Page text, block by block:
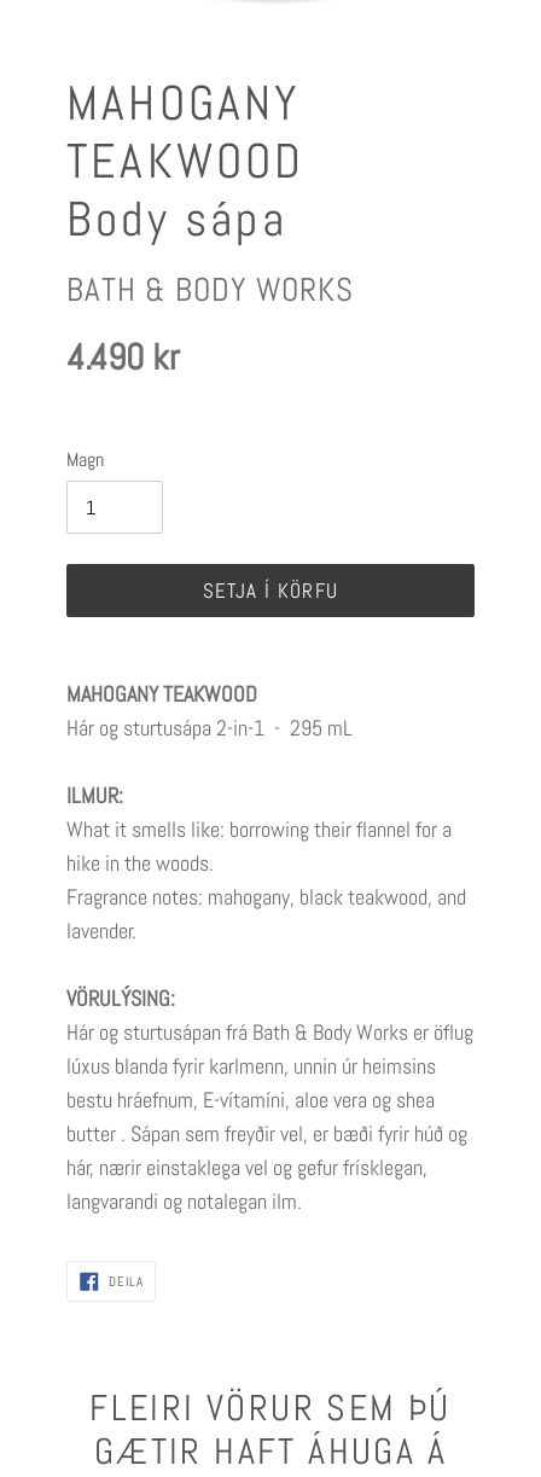
MAHOGANY
TEAKWOOD
Body sápa
FRAMLEIÐANDI
BATH & BODY WORKS
Verð
4.490 kr
Magn
SETJA Í KÖRFU
MAHOGANY TEAKWOOD
Hár og sturtusápa 2-in-1 - 295 mL
ILMUR:
What it smells like: borrowing their flannel for a
hike in the woods.
Fragrance notes: mahogany, black teakwood, and
lavender.
VÖRULÝSING:
Hár og sturtusápan frá Bath & Body Works er öflug
lúxus blanda fyrir karlmenn, unnin úr heimsins
bestu hráefnum, E-vítamíni, aloe vera og shea
butter . Sápan sem freyðir vel, er bæði fyrir húð og
hár, nærir einstaklega vel og gefur frísklegan,
langvarandi og notalegan ilm.
DEILA
FLEIRI VÖRUR SEM ÞÚ
GÆTIR HAFT ÁHUGA Á